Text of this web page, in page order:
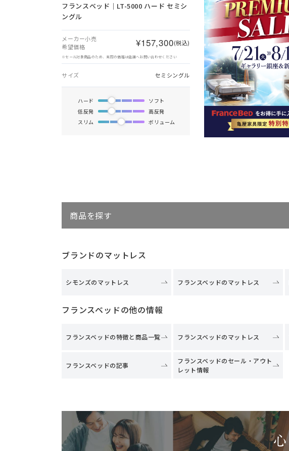
フランスベッド｜LT-5000 ハード セミシ
ングル
メーカー小売
希望価格
¥157,300(税込)
※セール対象商品のため、実際の価格は店舗へお問い合わせください
サイズ セミシングル
ハード
ソフト
低反発
高反発
スリム
ボリューム
商品を探す
ブランドのマットレス
シモンズのマットレス フランスベッドのマットレス
フランスベッドの他の情報
フランスベッドの特徴と商品一覧 フランスベッドのマットレス
フランスベッドの記事
フランスベッドのセール・アウト
レット情報